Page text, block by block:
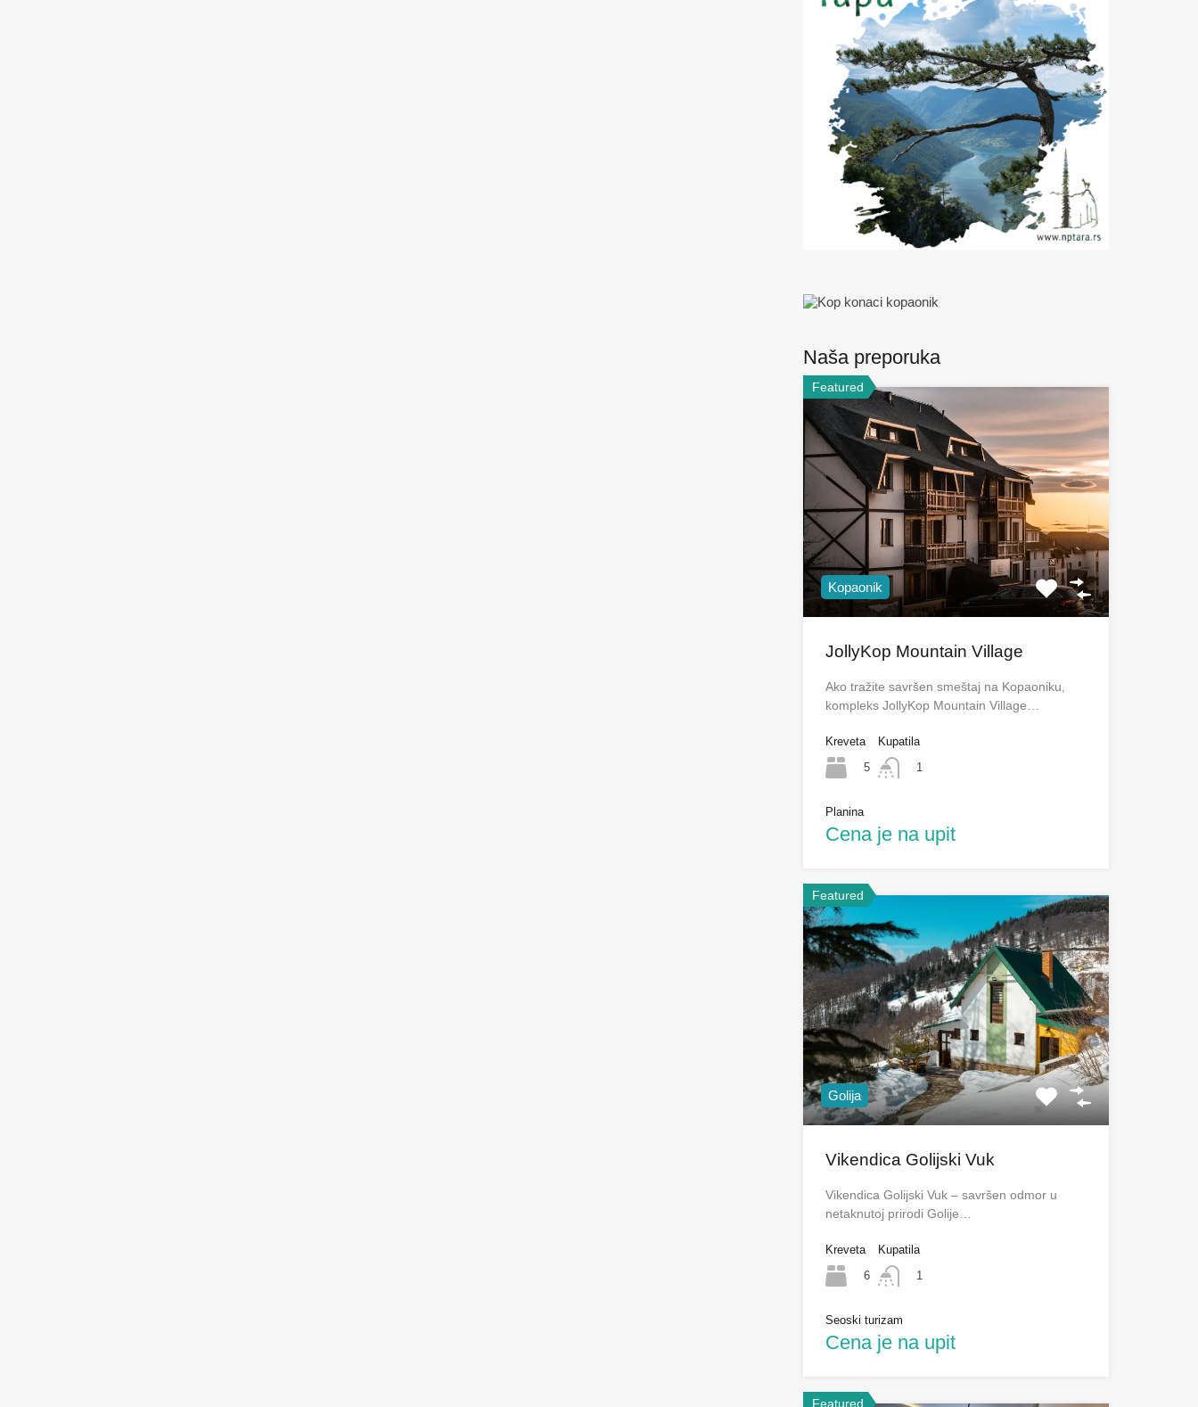
Naša preporuka
Featured
Kopaonik
JollyKop Mountain Village
Ako tražite savršen smeštaj na Kopaoniku,
kompleks JollyKop Mountain Village…
Kreveta
5
Kupatila
1
Planina
Cena je na upit
Featured
Golija
Vikendica Golijski Vuk
Vikendica Golijski Vuk – savršen odmor u
netaknutoj prirodi Golije…
Kreveta
6
Kupatila
1
Seoski turizam
Cena je na upit
Featured